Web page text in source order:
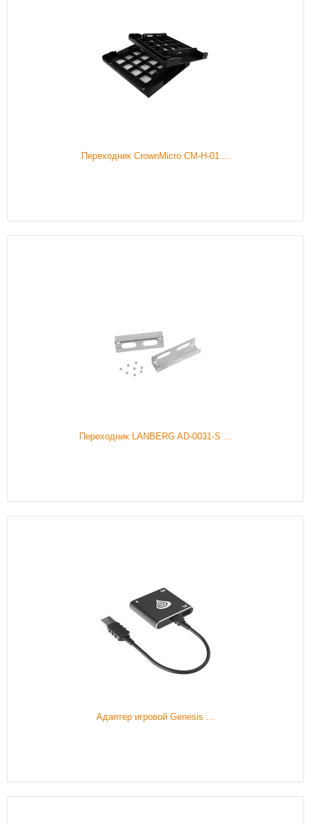
Переходник CrownMicro CM-H-01 ...
Переходник LANBERG AD-0031-S ...
Адаптер игровой Genesis ...